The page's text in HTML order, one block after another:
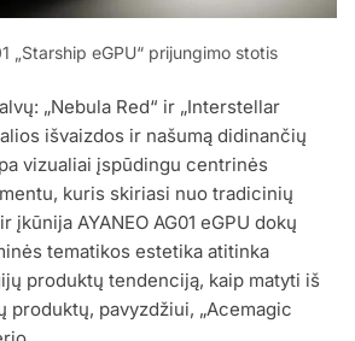
„Starship eGPU“ prijungimo stotis
„Nebula Red“ ir „Interstellar
išvaizdos ir našumą didinančių
vizualiai įspūdingu centrinės
kuris skiriasi nuo tradicinių
įkūnija AYANEO AG01 eGPU dokų
tematikos estetika atitinka
produktų tendenciją, kaip matyti iš
produktų, pavyzdžiui, „Acemagic